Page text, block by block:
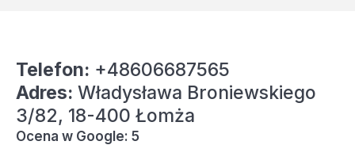
Telefon: +48606687565
Adres: Władysława Broniewskiego
3/82, 18-400 Łomża
Ocena w Google: 5